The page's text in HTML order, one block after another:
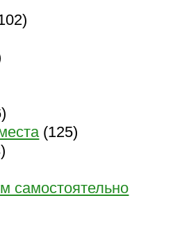
(125)
самостоятельно